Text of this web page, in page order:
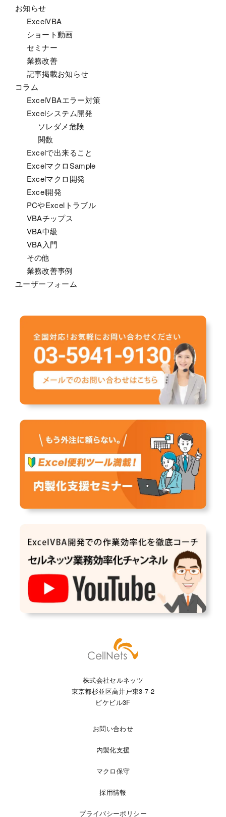
お知らせ
ExcelVBA
ショート動画
セミナー
業務改善
記事掲載お知らせ
コラム
ExcelVBAエラー対策
Excelシステム開発
ソレダメ危険
関数
Excelで出来ること
ExcelマクロSample
Excelマクロ開発
Excel開発
PCやExcelトラブル
VBAチップス
VBA中級
VBA入門
その他
業務改善事例
ユーザーフォーム
株式会社セルネッツ
東京都杉並区高井戸東3-7-2
ピケビル3F
お問い合わせ
内製化支援
マクロ保守
採用情報
プライバシーポリシー